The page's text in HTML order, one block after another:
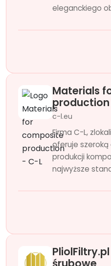
eleganckiego
Materials
c-l.eu
Firma C-L,
oferuje
produkcji
najwyższe